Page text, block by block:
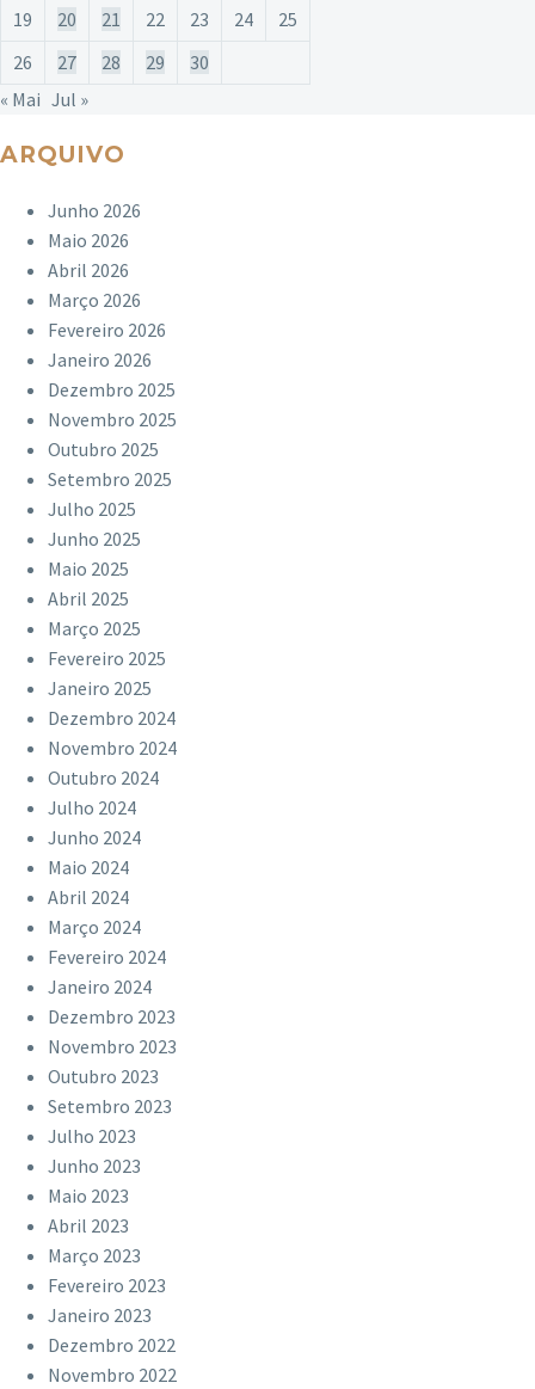
19 20 21 22 23 24
25
26
27 28 29
30
« Mai Jul »
ARQUIVO
Junho 2026
Maio 2026
Abril 2026
Março 2026
Fevereiro 2026
Janeiro 2026
Dezembro 2025
Novembro 2025
Outubro 2025
Setembro 2025
Julho 2025
Junho 2025
Maio 2025
Abril 2025
Março 2025
Fevereiro 2025
Janeiro 2025
Dezembro 2024
Novembro 2024
Outubro 2024
Julho 2024
Junho 2024
Maio 2024
Abril 2024
Março 2024
Fevereiro 2024
Janeiro 2024
Dezembro 2023
Novembro 2023
Outubro 2023
Setembro 2023
Julho 2023
Junho 2023
Maio 2023
Abril 2023
Março 2023
Fevereiro 2023
Janeiro 2023
Dezembro 2022
Novembro 2022